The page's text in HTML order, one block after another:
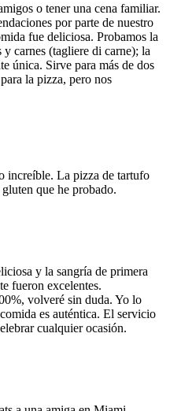
o tener una cena familiar.
por parte de nuestro
fue deliciosa. Probamos la
y carnes (tagliere di carne); la
única. Sirve para más de dos
la pizza, pero nos
increíble. La pizza de tartufo
que he probado.
y la sangría de primera
fueron excelentes.
volveré sin duda. Yo lo
es auténtica. El servicio
cualquier ocasión.